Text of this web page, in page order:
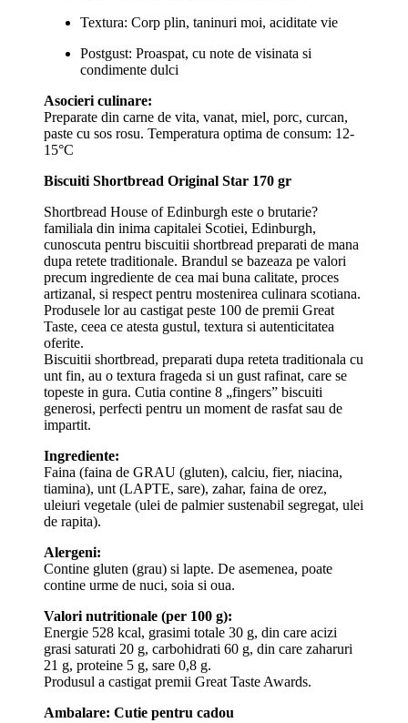
Textura: Corp plin, taninuri moi, aciditate vie
Postgust: Proaspat, cu note de visinata si
condimente dulci
Asocieri culinare:
Preparate din carne de vita, vanat, miel, porc, curcan,
paste cu sos rosu. Temperatura optima de consum: 12-
15°C
Biscuiti Shortbread Original Star 170 gr
Shortbread House of Edinburgh este o brutarie?
familiala din inima capitalei Scotiei, Edinburgh,
cunoscuta pentru biscuitii shortbread preparati de mana
dupa retete traditionale. Brandul se bazeaza pe valori
precum ingrediente de cea mai buna calitate, proces
artizanal, si respect pentru mostenirea culinara scotiana.
Produsele lor au castigat peste 100 de premii Great
Taste, ceea ce atesta gustul, textura si autenticitatea
oferite.
Biscuitii shortbread, preparati dupa reteta traditionala cu
unt fin, au o textura frageda si un gust rafinat, care se
topeste in gura. Cutia contine 8 „fingers” biscuiti
generosi, perfecti pentru un moment de rasfat sau de
impartit.
Ingrediente:
Faina (faina de GRAU (gluten), calciu, fier, niacina,
tiamina), unt (LAPTE, sare), zahar, faina de orez,
uleiuri vegetale (ulei de palmier sustenabil segregat, ulei
de rapita).
Alergeni:
Contine gluten (grau) si lapte. De asemenea, poate
contine urme de nuci, soia si oua.
Valori nutritionale (per 100 g):
Energie 528 kcal, grasimi totale 30 g, din care acizi
grasi saturati 20 g, carbohidrati 60 g, din care zaharuri
21 g, proteine 5 g, sare 0,8 g.
Produsul a castigat premii Great Taste Awards.
Ambalare: Cutie pentru cadou